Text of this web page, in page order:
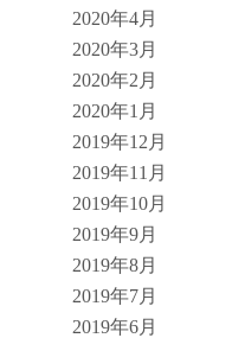
2020年4月
2020年3月
2020年2月
2020年1月
2019年12月
2019年11月
2019年10月
2019年9月
2019年8月
2019年7月
2019年6月